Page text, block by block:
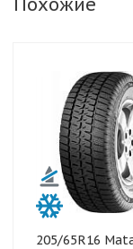
205/65R16 Matador